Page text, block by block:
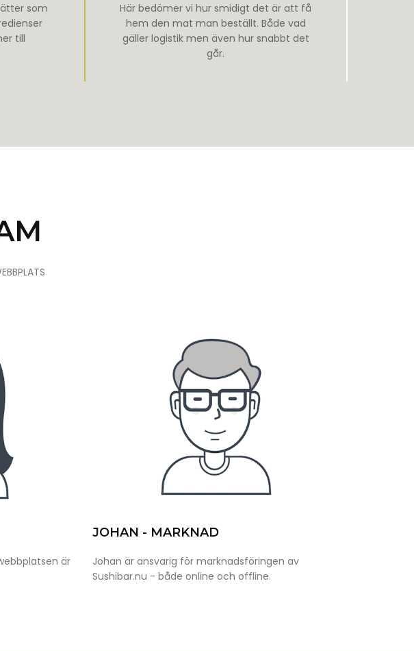
som
till
Här bedömer vi hur smidigt det är att få
hem den mat man beställt. Både vad
gäller logistik men även hur snabbt det
går.
är
JOHAN - MARKNAD
Johan är ansvarig för marknadsföringen av
Sushibar.nu - både online och offline.